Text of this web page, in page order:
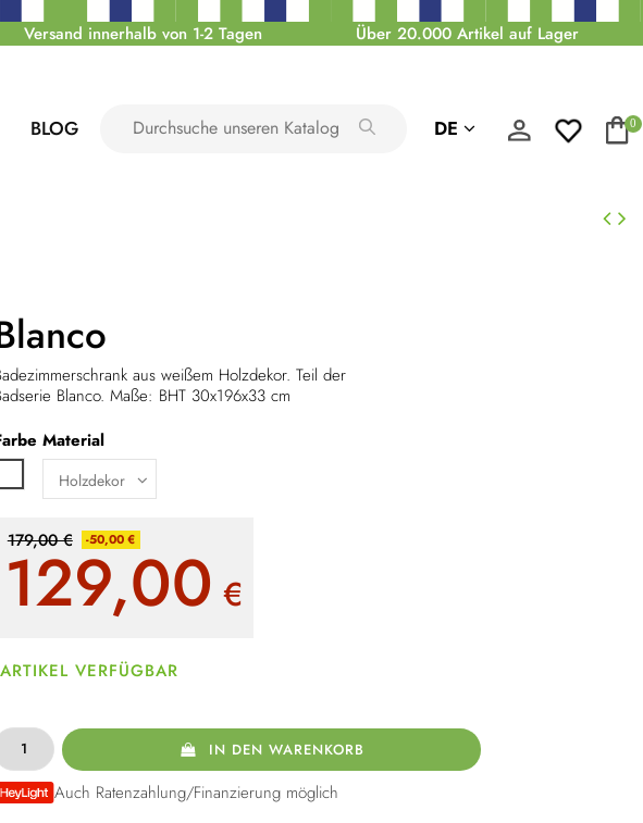
Versand innerhalb von 1-2 Tagen Über 20.000 Artikel auf Lager
BLOG DE 0
aus weißem Holzdekor. Teil der
Blanco. Maße: BHT 30x196x33 cm
Material
179,00 € -50,00 €
129,00 €
ARTIKEL VERFÜGBAR
IN DEN WARENKORB
Auch Ratenzahlung/Finanzierung möglich